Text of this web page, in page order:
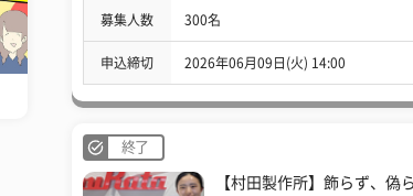
募集人数 300名
申込締切 2026年06月09日(火) 14:00
終了
【村田製作所】飾らず、偽ら